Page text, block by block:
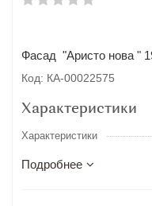
Фасад "Аристо нова "
Код: КА-00022575
Характеристики
Характеристики
Подробнее